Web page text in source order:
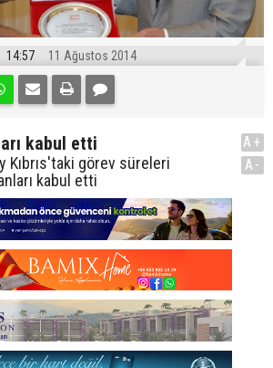
14:57 11 Ağustos 2014
kabul etti
Kıbrıs'taki görev süreleri
kabul etti
A+
A-